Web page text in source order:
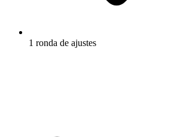
1 ronda de ajustes